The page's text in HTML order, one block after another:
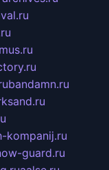
bandamn.ru
kompanij.ru
guard.ru